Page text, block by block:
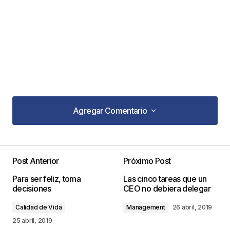
Agregar Comentario
Agregar Comentario
publicada. Los campos obligatorios están
marcados con
Comentario
Post Anterior
Para ser feliz, toma
decisiones
Calidad de Vida
25 abril, 2019
Próximo Post
Las cinco tareas que un
CEO no debiera delegar
Management 26 abril, 2019